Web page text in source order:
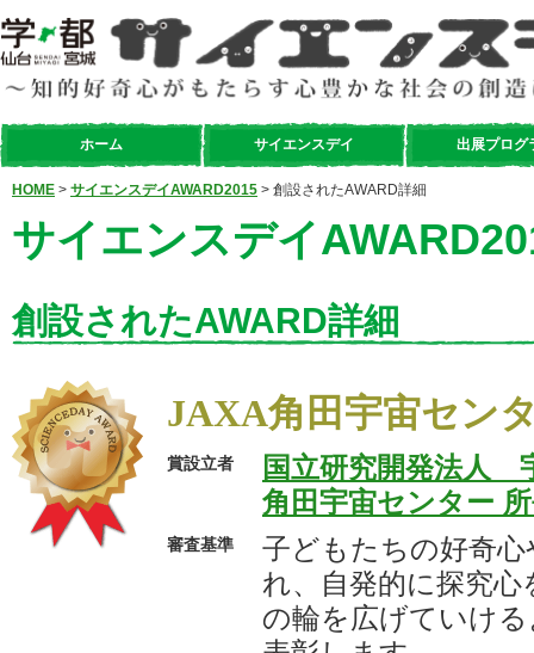
ホーム サイエンスデイ 出展プログ
HOME > サイエンスデイAWARD2015 > 創設されたAWARD詳細
サイエンスデイ
創設されたAWARD詳細
JAXA角田宇宙セン
賞設立者
国立研究開発法人
角田宇宙センター
審査基準
子どもたちの好奇
れ、自発的に探究
の輪を広げていけ